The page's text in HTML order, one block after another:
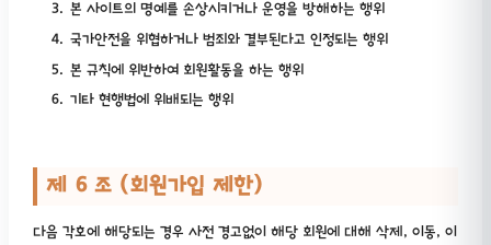
본 사이트의 명예를 손상시키거나 운영을 방해하는 행위
국가안전을 위협하거나 범죄와 결부된다고 인정되는 행위
본 규칙에 위반하여 회원활동을 하는 행위
기타 현행법에 위배되는 행위
제 6 조 (회원가입 제한)
다음 각호에 해당되는 경우 사전 경고없이 해당 회원에 대해 삭제, 이동, 이